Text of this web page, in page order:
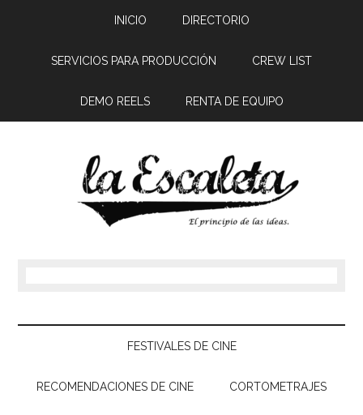
INICIO DIRECTORIO
SERVICIOS PARA PRODUCCIÓN CREW LIST
DEMO REELS RENTA DE EQUIPO
FESTIVALES DE CINE
RECOMENDACIONES DE CINE CORTOMETRAJES